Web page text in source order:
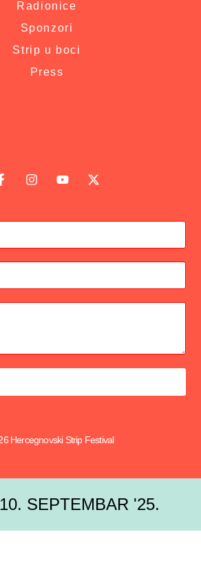
Radionice
Sponzori
Strip u boci
Press
Hercegnovski Strip Festival
SEPTEMBAR '25.